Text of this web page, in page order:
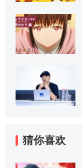
猜你喜欢